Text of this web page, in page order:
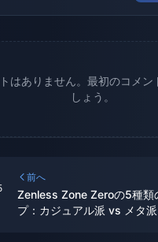
はありません。最初のコメン
しょう。
前へ
Zenless Zone Zeroの5種類
プ：カジュアル派 vs メタ